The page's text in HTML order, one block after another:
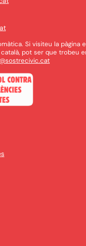
Si visiteu la pàgina
pot ser que trobeu